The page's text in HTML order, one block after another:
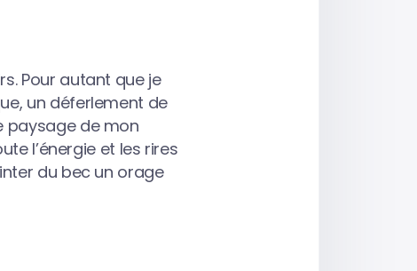
Pour autant que je
un déferlement de
paysage de mon
l’énergie et les rires
du bec un orage